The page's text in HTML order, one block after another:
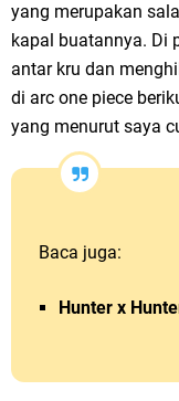
yang merupakan
kapal buatannya. Di
antar kru dan
di arc one piece
yang menurut saya
Baca juga:
Hunter x